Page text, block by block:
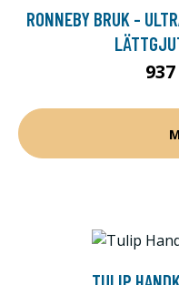
RONNEBY BRUK -